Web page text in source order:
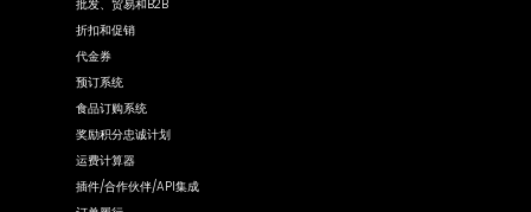
批发、贸易和B2B
折扣和促销
代金券
预订系统
食品订购系统
奖励积分忠诚计划
运费计算器
插件/合作伙伴/API集成